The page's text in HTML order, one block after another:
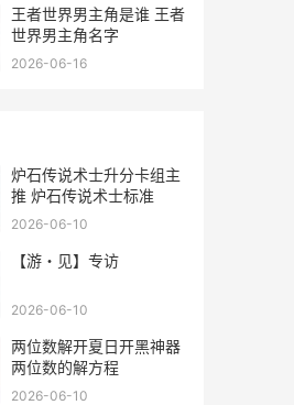
王者世界男主角是谁 王者
世界男主角名字
2026-06-16
炉石传说术士升分卡组主
推 炉石传说术士标准
2026-06-10
【游・见】专访
2026-06-10
两位数解开夏日开黑神器
两位数的解方程
2026-06-10